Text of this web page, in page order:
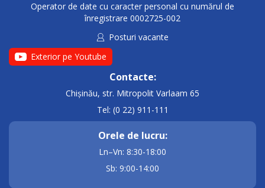
Operator de date cu caracter personal cu numărul de
înregistrare 0002725-002
Posturi vacante
Exterior pe Youtube
Contacte:
Chișinău, str. Mitropolit Varlaam 65
Tel: (0 22) 911-111
Orele de lucru:
Ln–Vn: 8:30-18:00
Sb: 9:00-14:00